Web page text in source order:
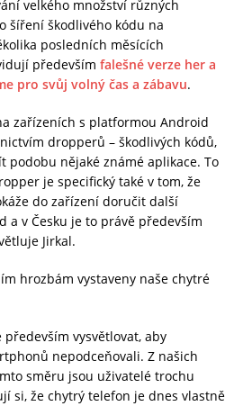
velkého množství různých
šíření škodlivého kódu na
posledních měsících
především falešné verze her a
pro svůj volný čas a zábavu.
zařízeních s platformou Android
dropperů – škodlivých kódů,
podobu nějaké známé aplikace. To
je specifický také v tom, že
do zařízení doručit další
a v Česku je to právě především
Jirkal.
hrozbám vystaveny naše chytré
vysvětlovat, aby
nepodceňovali. Z našich
směru jsou uživatelé trochu
si, že chytrý telefon je dnes vlastně